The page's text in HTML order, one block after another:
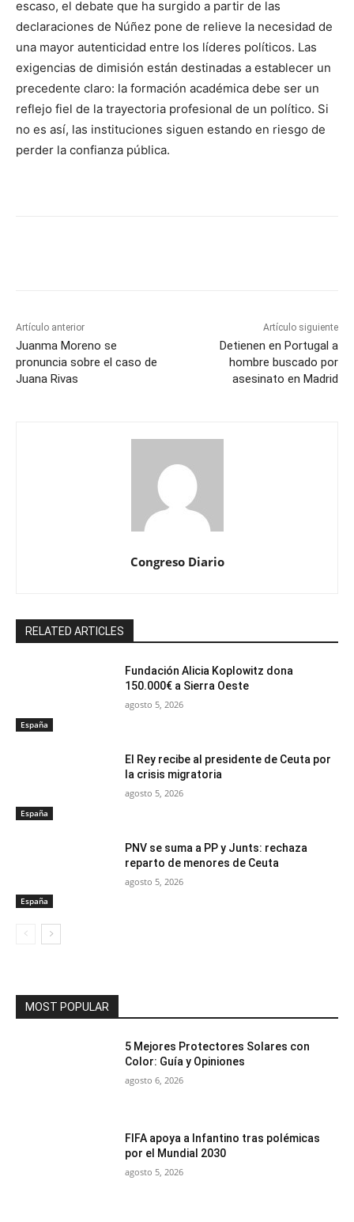
escaso, el debate que ha surgido a partir de las
declaraciones de Núñez pone de relieve la necesidad de
una mayor autenticidad entre los líderes políticos. Las
exigencias de dimisión están destinadas a establecer un
precedente claro: la formación académica debe ser un
reflejo fiel de la trayectoria profesional de un político. Si
no es así, las instituciones siguen estando en riesgo de
perder la confianza pública.
Artículo anterior
Juanma Moreno se
pronuncia sobre el caso de
Juana Rivas
Artículo siguiente
Detienen en Portugal a
hombre buscado por
asesinato en Madrid
Congreso Diario
RELATED ARTICLES
España
Fundación Alicia Koplowitz dona
150.000€ a Sierra Oeste
agosto 5, 2026
España
El Rey recibe al presidente de Ceuta por
la crisis migratoria
agosto 5, 2026
España
PNV se suma a PP y Junts: rechaza
reparto de menores de Ceuta
agosto 5, 2026
MOST POPULAR
5 Mejores Protectores Solares con
Color: Guía y Opiniones
agosto 6, 2026
FIFA apoya a Infantino tras polémicas
por el Mundial 2030
agosto 5, 2026